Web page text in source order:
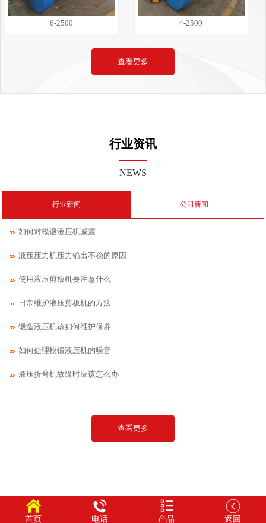
6-2500 4-2500
查看更多
行业资讯
NEWS
行业新闻 公司新闻
如何对模锻液压机减震
液压压力机压力输出不稳的原因
使用液压剪板机要注意什么
日常维护液压剪板机的方法
锻造液压机该如何维护保养
如何处理模锻液压机的噪音
液压折弯机故障时应该怎么办
查看更多
首页 电话 产品 返回